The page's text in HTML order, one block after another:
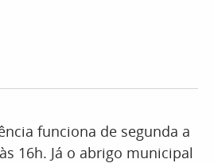
funciona de segunda a
16h. Já o abrigo municipal